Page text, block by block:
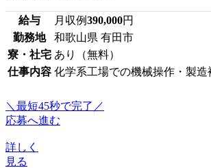
給与 月収例390,000円
勤務地
和歌山県 有田市
寮・社宅 あり（無料）
仕事内容 化学系工場での機械操作・製造
＼最短45秒で完了／
応募へ進む
詳しく
見る